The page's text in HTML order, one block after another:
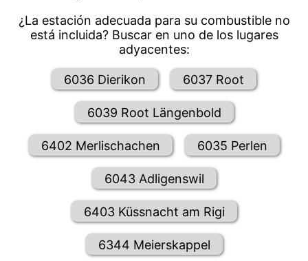
¿La estación adecuada para su combustible no
está incluida? Buscar en uno de los lugares
adyacentes:
6036 Dierikon 6037 Root
6039 Root Längenbold
6402 Merlischachen 6035 Perlen
6043 Adligenswil
6403 Küssnacht am Rigi
6344 Meierskappel